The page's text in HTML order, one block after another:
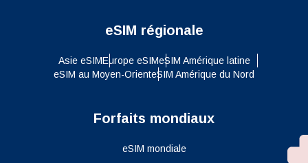
eSIM régionale
Asie eSIMEurope eSIMeSIM Amérique latine
eSIM au Moyen-OrienteSIM Amérique du Nord
Forfaits mondiaux
eSIM mondiale